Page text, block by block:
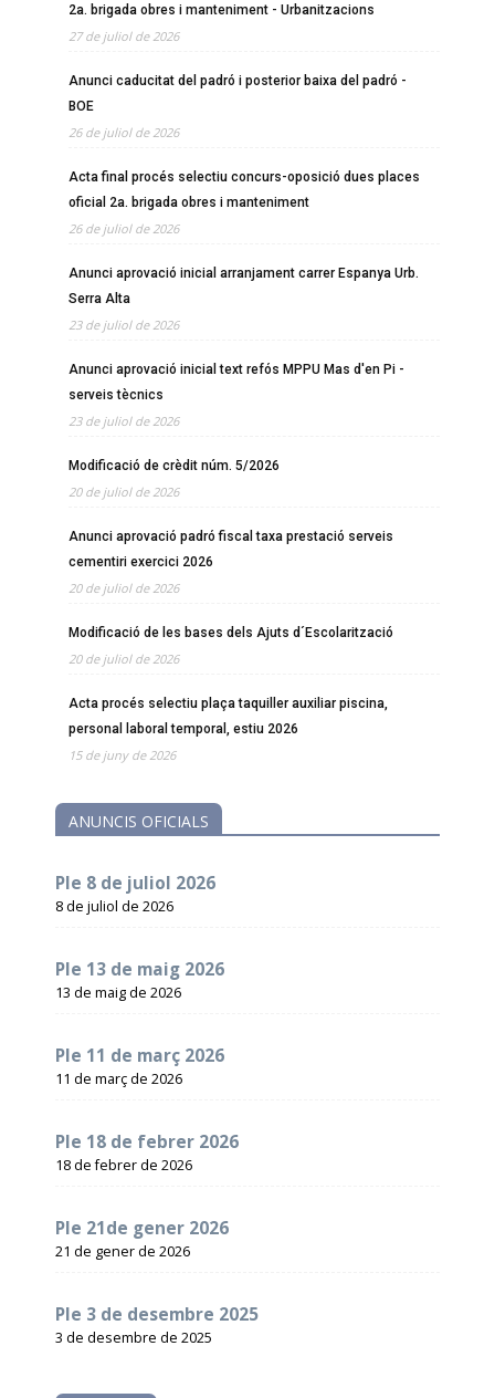
2a. brigada obres i manteniment - Urbanitzacions
27 de juliol de 2026
Anunci caducitat del padró i posterior baixa del padró -
BOE
26 de juliol de 2026
Acta final procés selectiu concurs-oposició dues places
oficial 2a. brigada obres i manteniment
26 de juliol de 2026
Anunci aprovació inicial arranjament carrer Espanya Urb.
Serra Alta
23 de juliol de 2026
Anunci aprovació inicial text refós MPPU Mas d'en Pi -
serveis tècnics
23 de juliol de 2026
Modificació de crèdit núm. 5/2026
20 de juliol de 2026
Anunci aprovació padró fiscal taxa prestació serveis
cementiri exercici 2026
20 de juliol de 2026
Modificació de les bases dels Ajuts d´Escolarització
20 de juliol de 2026
Acta procés selectiu plaça taquiller auxiliar piscina,
personal laboral temporal, estiu 2026
15 de juny de 2026
ANUNCIS OFICIALS
Ple 8 de juliol 2026
8 de juliol de 2026
Ple 13 de maig 2026
13 de maig de 2026
Ple 11 de març 2026
11 de març de 2026
Ple 18 de febrer 2026
18 de febrer de 2026
Ple 21de gener 2026
21 de gener de 2026
Ple 3 de desembre 2025
3 de desembre de 2025